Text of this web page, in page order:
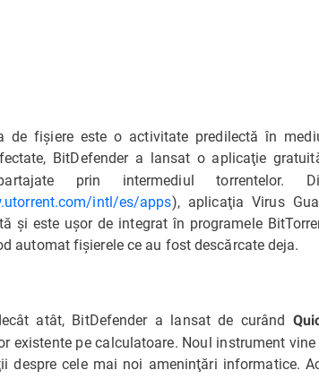
de fişiere este o activitate predilectă în
BitDefender a lansat o aplicaţie
prin intermediul torrentelor.
intl/es/apps), aplicaţia Virus
şi este uşor de integrat în programele
automat fişierele ce au fost descărcate deja.
atât, BitDefender a lansat de curând
existente pe calculatoare. Noul instrument
despre cele mai noi ameninţări informatice.